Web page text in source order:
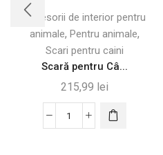
Accesorii de interior pentru
animale, Pentru animale,
Scari pentru caini
Scară pentru Câ...
215,99 lei
Cantitate